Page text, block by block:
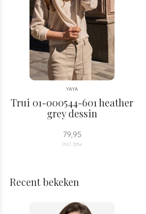
YAYA
Trui 01-000544-601 heather
grey dessin
79,95
Incl. btw
Recent bekeken